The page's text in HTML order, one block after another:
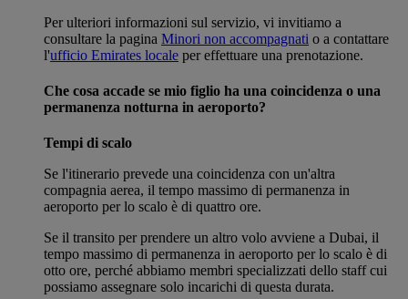
Per ulteriori informazioni sul servizio, vi invitiamo a
consultare la pagina Minori non accompagnati o a contattare
l'ufficio Emirates locale per effettuare una prenotazione.
Che cosa accade se mio figlio ha una coincidenza o una
permanenza notturna in aeroporto?
Tempi di scalo
Se l'itinerario prevede una coincidenza con un'altra
compagnia aerea, il tempo massimo di permanenza in
aeroporto per lo scalo è di quattro ore.
Se il transito per prendere un altro volo avviene a Dubai, il
tempo massimo di permanenza in aeroporto per lo scalo è di
otto ore, perché abbiamo membri specializzati dello staff cui
possiamo assegnare solo incarichi di questa durata.